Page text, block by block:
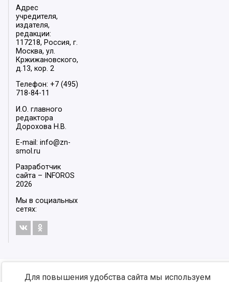
Адрес
учредителя,
издателя,
редакции:
117218, Россия, г.
Москва, ул.
Кржижановского,
д.13, кор. 2
Телефон: +7 (495)
718-84-11
И.О. главного
редактора
Дорохова Н.В.
E-mail: info@zn-
smol.ru
Разработчик
сайта – INFOROS
2026
Мы в социальных
сетях:
Для повышения удобства сайта мы используем